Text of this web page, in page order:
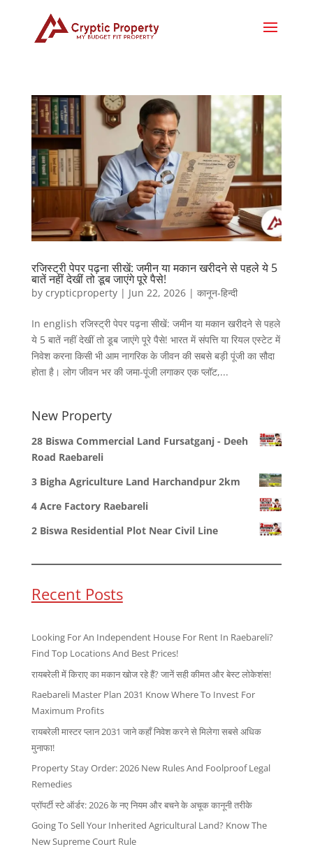
रजिस्ट्री पेपर पढ़ना सीखें: जमीन या मकान खरीदने से पहले ये 5
बातें नहीं देखीं तो डूब जाएंगे पूरे पैसे!
by crypticproperty| Jun 22, 2026| कानून-हिन्दी
In english रजिस्ट्री पेपर पढ़ना सीखें: जमीन या मकान खरीदने से पहले
ये 5 बातें नहीं देखीं तो डूब जाएंगे पूरे पैसे! भारत में संपत्ति या रियल एस्टेट में
निवेश करना किसी भी आम नागरिक के जीवन की सबसे बड़ी पूंजी का सौदा
होता है। लोग जीवन भर की जमा-पूंजी लगाकर एक प्लॉट,...
New Property
28 Biswa Commercial Land Fursatganj - Deeh
Road Raebareli
3 Bigha Agriculture Land Harchandpur 2km
4 Acre Factory Raebareli
2 Biswa Residential Plot Near Civil Line
Recent Posts
Looking For An Independent House For Rent In Raebareli?
Find Top Locations And Best Prices!
रायबरेली में किराए का मकान खोज रहे हैं? जानें सही कीमत और बेस्ट लोकेशंस!
Raebareli Master Plan 2031 Know Where To Invest For
Maximum Profits
रायबरेली मास्टर प्लान 2031 जाने कहाँ निवेश करने से मिलेगा सबसे अधिक
मुनाफा!
Property Stay Order: 2026 New Rules And Foolproof Legal
Remedies
प्रॉपर्टी स्टे ऑर्डर: 2026 के नए नियम और बचने के अचूक कानूनी तरीके
Going To Sell Your Inherited Agricultural Land? Know The
New Supreme Court Rule